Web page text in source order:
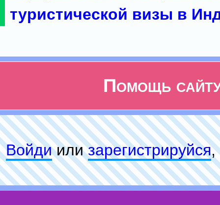
туристической визы в
Помощь
Войдиилизарeгиcтpируйся,